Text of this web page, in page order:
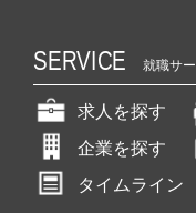
SERVICE 就職サ
求人を探す
企業を探す
タイムライン